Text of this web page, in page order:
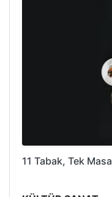
11 Tabak, Tek Masa